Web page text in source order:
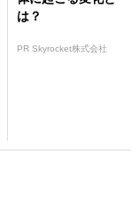
は？
PR Skyrocket株式会社